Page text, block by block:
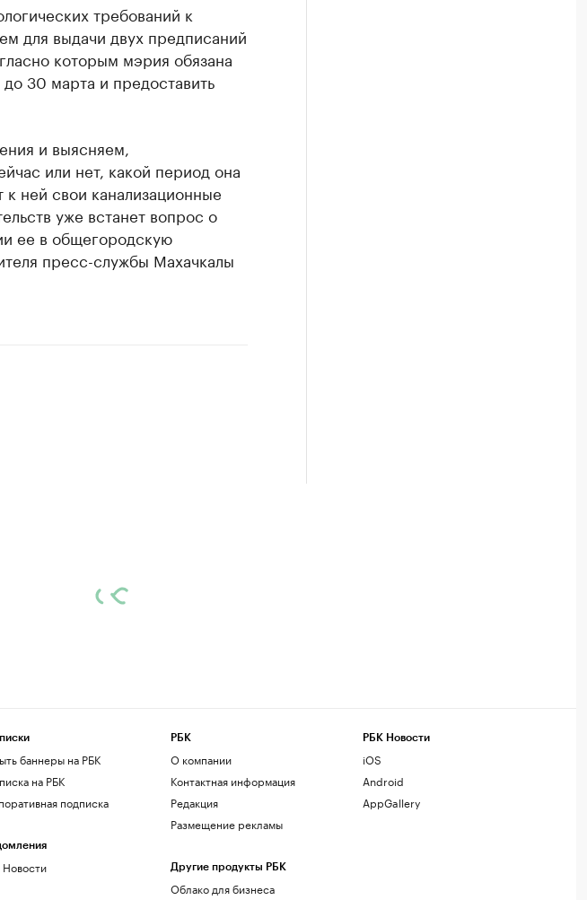
требований к
для выдачи двух предписаний
которым мэрия обязана
30 марта и предоставить
и выясняем,
или нет, какой период она
ней свои канализационные
уже встанет вопрос о
ее в общегородскую
пресс-службы Махачкалы
баннеры на РБК
на РБК
подписка
Новости
РБК
О компании
Контактная информация
Редакция
Размещение рекламы
Другие продукты РБК
Облако для бизнеса
РБК Новости
iOS
Android
AppGallery